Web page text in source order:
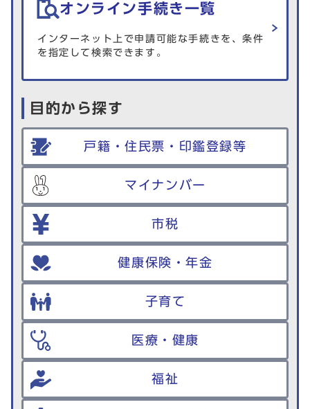
オンライン手続き一覧
インターネット上で申請可能な手続きを、条件
を指定して検索できます。
目的から探す
戸籍・住民票・印鑑登録等
マイナンバー
市税
健康保険・年金
子育て
医療・健康
福祉